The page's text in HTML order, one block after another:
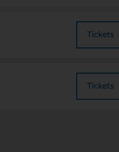
Tickets
Tickets